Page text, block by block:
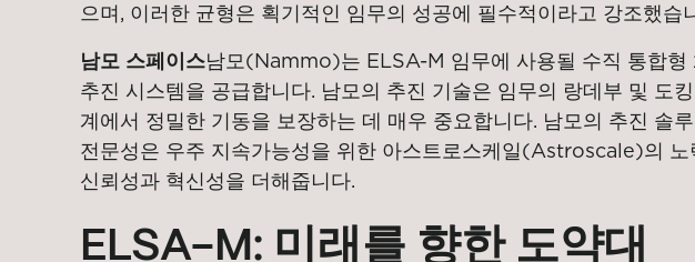
으며, 이러한 균형은 획기적인 임무의 성공에 필수적이라고 강조했습
남모 스페이스남모(Nammo)는 ELSA-M 임무에 사용될 수직 통합형
추진 시스템을 공급합니다. 남모의 추진 기술은 임무의 랑데부 및 도
계에서 정밀한 기동을 보장하는 데 매우 중요합니다. 남모의 추진 솔루
전문성은 우주 지속가능성을 위한 아스트로스케일(Astroscale)의 노
신뢰성과 혁신성을 더해줍니다.
ELSA-M: 미래를 향한 도약대